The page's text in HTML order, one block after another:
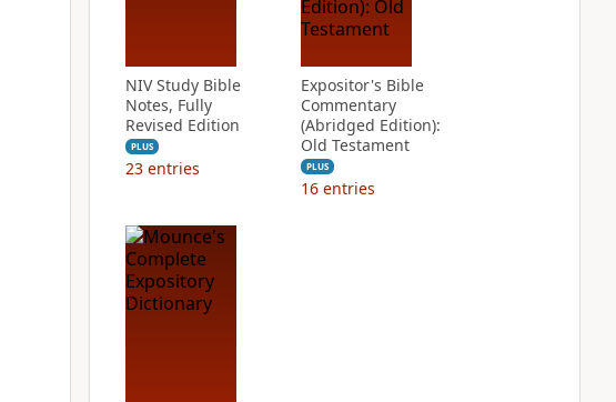
NIV Study Bible
Notes, Fully
Revised Edition
PLUS
23 entries
Expositor's Bible
Commentary
(Abridged Edition):
Old Testament
PLUS
16 entries